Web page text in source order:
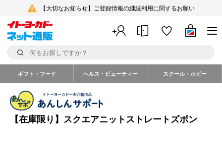
【大切なお知らせ】ご登録情報の継続利用に関するお願い
ギフト・フード ヘルス・ビューティー スクール・ホビー
【在庫限り】スクエアニットストレートズボン